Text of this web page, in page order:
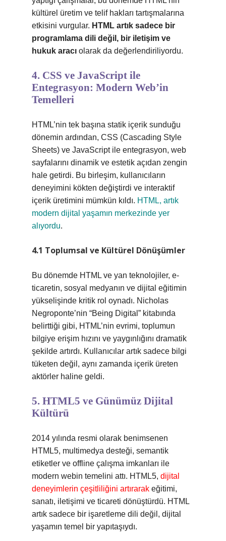
kültürel üretim ve telif hakları tartışmalarına
etkisini vurgular. HTML artık sadece bir
programlama dili değil, bir iletişim ve
hukuk aracı olarak da değerlendiriliyordu.
4. CSS ve JavaScript ile
Entegrasyon: Modern Web’in
Temelleri
HTML’nin tek başına statik içerik sunduğu
dönemin ardından, CSS (Cascading Style
Sheets) ve JavaScript ile entegrasyon, web
sayfalarını dinamik ve estetik açıdan zengin
hale getirdi. Bu birleşim, kullanıcıların
deneyimini kökten değiştirdi ve interaktif
içerik üretimini mümkün kıldı. HTML, artık
modern dijital yaşamın merkezinde yer
alıyordu.
4.1 Toplumsal ve Kültürel Dönüşümler
Bu dönemde HTML ve yan teknolojiler, e-
ticaretin, sosyal medyanın ve dijital eğitimin
yükselişinde kritik rol oynadı. Nicholas
Negroponte’nin “Being Digital” kitabında
belirttiği gibi, HTML’nin evrimi, toplumun
bilgiye erişim hızını ve yaygınlığını dramatik
şekilde artırdı. Kullanıcılar artık sadece bilgi
tüketen değil, aynı zamanda içerik üreten
aktörler haline geldi.
5. HTML5 ve Günümüz Dijital
Kültürü
2014 yılında resmi olarak benimsenen
HTML5, multimedya desteği, semantik
etiketler ve offline çalışma imkanları ile
modern webin temelini attı. HTML5, dijital
deneyimlerin çeşitliliğini artırarak eğitimi,
sanatı, iletişimi ve ticareti dönüştürdü. HTML
artık sadece bir işaretleme dili değil, dijital
yaşamın temel bir yapıtaşıydı.